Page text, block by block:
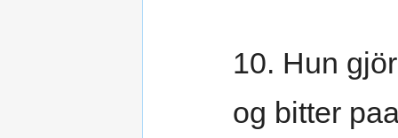
10. Hun
og bitter